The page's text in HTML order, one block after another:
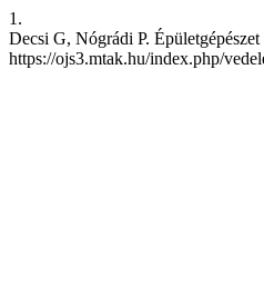
1.
Decsi G, Nógrádi P.
https://ojs3.mtak.hu/index.php/